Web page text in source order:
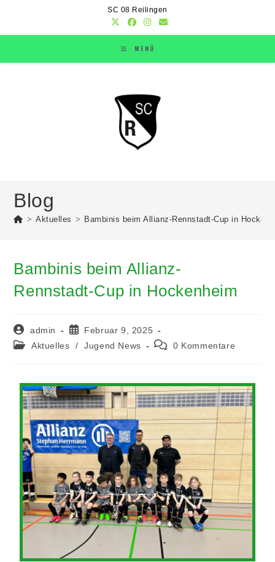
SC 08 Reilingen
MENÜ
Blog
> Aktuelles > Bambinis beim Allianz-Rennstadt-Cup in
Bambinis beim Allianz-
Rennstadt-Cup in Hockenheim
admin
Februar 9, 2025
Aktuelles
/ Jugend News 0 Kommentare